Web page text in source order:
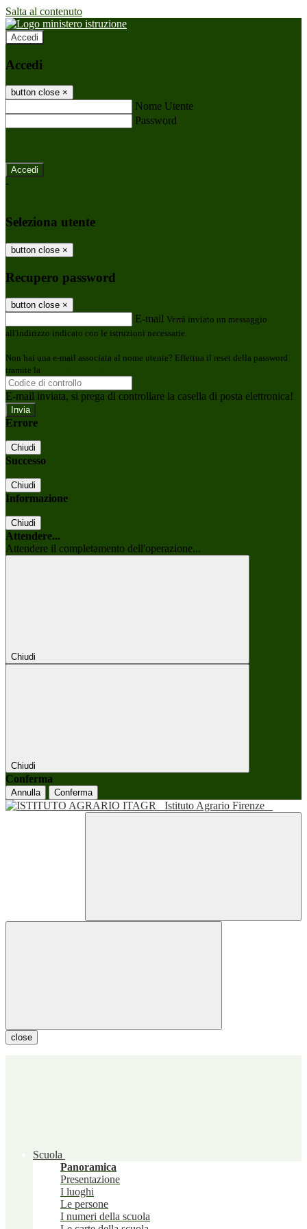
Salta al contenuto
Accedi
Accedi
button close ×
Nome Utente
Password
-
Seleziona utente
button close ×
Recupero password
button close ×
E-mail Verrà inviato un messaggio
all'indirizzo indicato con le istruzioni necessarie.
Non hai una e-mail associata al nome utente? Effettua il reset della password
tramite la
E-mail inviata, si prega di controllare la casella di posta elettronica!
Errore
Chiudi
Successo
Chiudi
Informazione
Chiudi
Attendere...
Attendere il completamento dell'operazione...
Chiudi
Chiudi
Conferma
Annulla Conferma
Istituto Agrario Firenze
close
Scuola
Panoramica
Presentazione
I luoghi
Le persone
I numeri della scuola